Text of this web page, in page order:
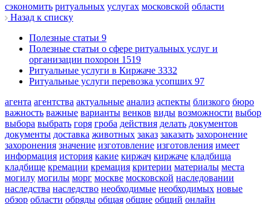
сэкономить ритуальных услугах московской области
Назад к списку
Полезные статьи 9
Полезные статьи о сфере ритуальных услуг и
организации похорон 1519
Ритуальные услуги в Киржаче 3332
Ритуальные услуги перевозка усопших 97
агента агентства актуальные анализ аспекты близкого бюро
важность важные варианты венков виды возможности выбор
выбора выбрать горя гроба действия делать документов
документы доставка животных заказ заказать захоронение
захоронения значение изготовление изготовления имеет
информация история какие киржач киржаче кладбища
кладбище кремации кремация критерии материалы места
могилу могилы морг москве московской наследовании
наследства наследство необходимые необходимых новые
обзор области обряды общая общие общий онлайн